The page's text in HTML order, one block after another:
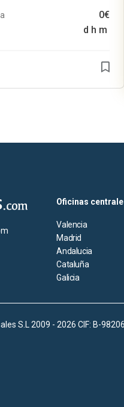
0€
d h m
Oficinas
Valencia
Madrid
Andalucia
Cataluña
Galicia
S.L 2009 - 2026 CIF: B-